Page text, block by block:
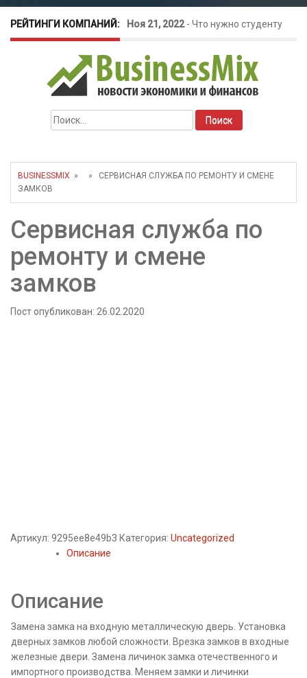
РЕЙТИНГИ КОМПАНИЙ: Ноя 21, 2022- Что нужно студенту
для открытия бизнеса?
Окт 26, 2022-Телефония для
amoCRM: лучшие инструменты для
бизнеса
как защитить свой бизнес?
Найти:
BUSINESSMIX » » СЕРВИСНАЯ СЛУЖБА ПО РЕМОНТУ И СМЕНЕ
ЗАМКОВ
Сервисная служба по
ремонту и смене
замков
Пост опубликован: 26.02.2020
Артикул: 9295ee8e49b3 Категория: Uncategorized
Описание
Описание
Замена замка на входную металлическую дверь. Установка
дверных замков любой сложности. Врезка замков в входные
железные двери. Замена личинок замка отечественного и
импортного производства. Меняем замки и личинки